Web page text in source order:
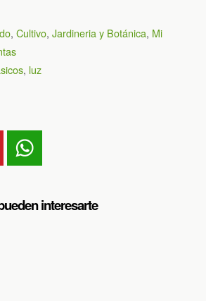
, Cultivo, Jardineria y Botánica, Mi
, luz
interesarte